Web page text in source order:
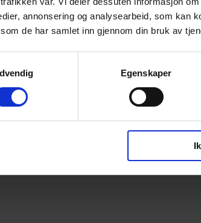
annonsering og analysearbeid, som kan
de har samlet inn gjennom din bruk av
Egenskaper